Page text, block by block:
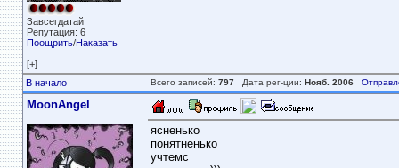
Завсегдатай
Репутация: 6
Поощрить/Наказать
[+]
В начало Всего записей: 797Дата рег-ции: Нояб. 2006
MoonAngel
ясненько
понятненько
учтемс